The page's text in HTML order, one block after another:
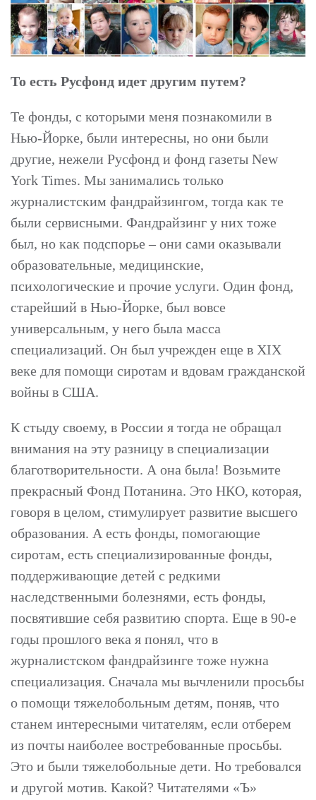
То есть Русфонд идет другим путем?
Те фонды, с которыми меня познакомили в
Нью-Йорке, были интересны, но они были
другие, нежели Русфонд и фонд газеты New
York Times. Мы занимались только
журналистским фандрайзингом, тогда как те
были сервисными. Фандрайзинг у них тоже
был, но как подспорье – они сами оказывали
образовательные, медицинские,
психологические и прочие услуги. Один фонд,
старейший в Нью-Йорке, был вовсе
универсальным, у него была масса
специализаций. Он был учрежден еще в XIX
веке для помощи сиротам и вдовам гражданской
войны в США.
К стыду своему, в России я тогда не обращал
внимания на эту разницу в специализации
благотворительности. А она была! Возьмите
прекрасный Фонд Потанина. Это НКО, которая,
говоря в целом, стимулирует развитие высшего
образования. А есть фонды, помогающие
сиротам, есть специализированные фонды,
поддерживающие детей с редкими
наследственными болезнями, есть фонды,
посвятившие себя развитию спорта. Еще в 90-е
годы прошлого века я понял, что в
журналистском фандрайзинге тоже нужна
специализация. Сначала мы вычленили просьбы
о помощи тяжелобольным детям, поняв, что
станем интересными читателям, если отберем
из почты наиболее востребованные просьбы.
Это и были тяжелобольные дети. Но требовался
и другой мотив. Какой? Читателями «Ъ»